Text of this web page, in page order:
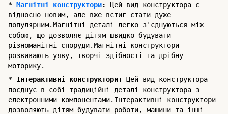
* Магнітні конструктори: Цей вид конструктора є
відносно новим, але вже встиг стати дуже
популярним.Магнітні деталі легко з'єднуються між
собою, що дозволяє дітям швидко будувати
різноманітні споруди.Магнітні конструктори
розвивають уяву, творчі здібності та дрібну
моторику.
* Інтерактивні конструктори: Цей вид конструктора
поєднує в собі традиційні деталі конструктора з
електронними компонентами.Інтерактивні конструктори
дозволяють дітям будувати роботи, машини та інші